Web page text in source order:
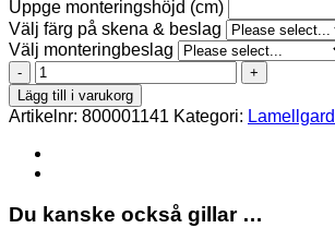
Uppge monteringshöjd (cm)
Välj färg på skena & beslag
Välj monteringbeslag
Silkshade
3
Alu
7172
Lamellgardin
Rak
Lägg till i varukorg
Artikelnr: 800001141 Kategori:
Du kanske också gillar …